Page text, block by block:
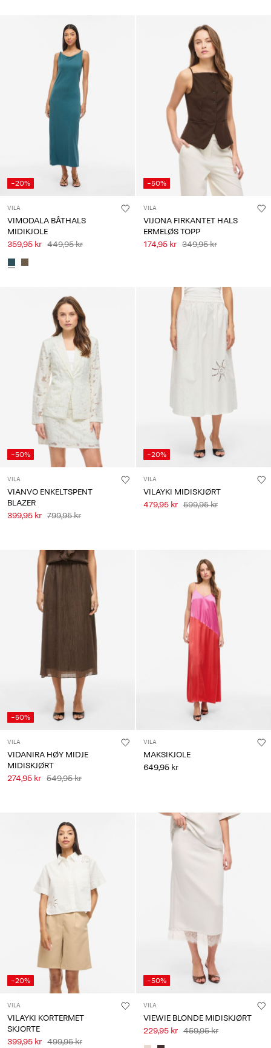
-20%
VILA
VIMODALA BÅTHALS
MIDIKJOLE
359,95 kr 449,95 kr
-50%
VILA
VIJONA FIRKANTET HALS
ERMELØS TOPP
174,95 kr 349,95 kr
-50%
VILA
VIANVO ENKELTSPENT
BLAZER
399,95 kr 799,95 kr
-20%
VILA
VILAYKI MIDISKJØRT
479,95 kr 599,95 kr
-50%
VILA
VIDANIRA HØY MIDJE
MIDISKJØRT
274,95 kr 549,95 kr
VILA
MAKSIKJOLE
649,95 kr
-20%
VILA
VILAYKI KORTERMET
SKJORTE
399,95 kr 499,95 kr
-50%
VILA
VIEWIE BLONDE MIDISKJØRT
229,95 kr 459,95 kr